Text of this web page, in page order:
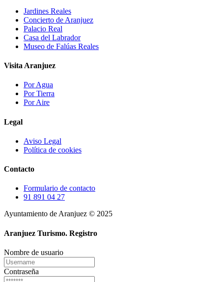
Jardines Reales
Concierto de Aranjuez
Palacio Real
Casa del Labrador
Museo de Falúas Reales
Visita Aranjuez
Por Agua
Por Tierra
Por Aire
Legal
Aviso Legal
Política de cookies
Contacto
Formulario de contacto
91 891 04 27
Ayuntamiento de Aranjuez © 2025
Aranjuez Turismo. Registro
Nombre de usuario
Contraseña